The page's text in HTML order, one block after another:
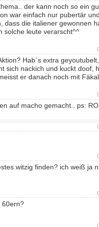
der kann noch so ein
war einfach nur pubertär
dass die italiener gewonnen
solche leute verarscht^^
Hab`s extra
sich nackich und kuckt doof,
er danach noch mit
auf macho gemacht.. ps:
witzig finden? ich weiß ja
60ern?